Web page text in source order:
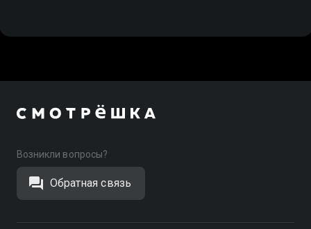
Возникли вопросы?
Обратная связь